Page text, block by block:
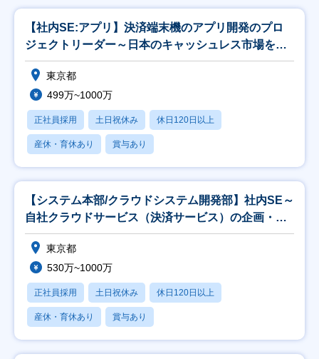
【社内SE:アプリ】決済端末機のアプリ開発のプロ
ジェクトリーダー～日本のキャッシュレス市場を支
える～
東京都
499万~1000万
正社員採用 土日祝休み 休日120日以上
産休・育休あり 賞与あり
【システム本部/クラウドシステム開発部】社内SE～
自社クラウドサービス（決済サービス）の企画・要
件定
東京都
530万~1000万
正社員採用 土日祝休み 休日120日以上
産休・育休あり 賞与あり